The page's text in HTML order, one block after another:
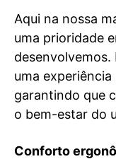
Aqui na nossa
uma prioridade
uma
garantindo que
o bem-estar do
Conforto